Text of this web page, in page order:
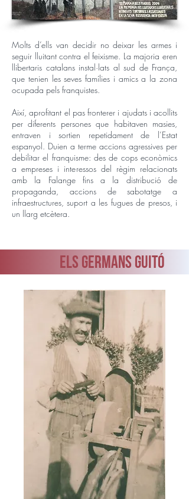
Molts d’ells van decidir no deixar les armes i
seguir lluitant contra el feixisme. La majoria eren
llibertaris catalans instal·lats al sud de França,
que tenien les seves famílies i amics a la zona
ocupada pels franquistes.
Així, aprofitant el pas fronterer i ajudats i acollits
per diferents persones que habitaven masies,
entraven i sortien repetidament de l’Estat
espanyol. Duien a terme accions agressives per
debilitar el franquisme: des de cops econòmics
a empreses i interessos del règim relacionats
amb la Falange fins a la distribució de
propaganda, accions de sabotatge a
infraestructures, suport a les fugues de presos, i
un llarg etcètera.
ELS GERMANS GUITÓ